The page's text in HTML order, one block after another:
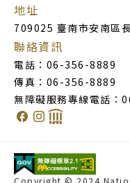
地址
709025 臺南市安南區
聯絡資訊
電話： 06-356-8889
傳真： 06-356-8889
無障礙服務專線電話：
社群媒體https://
社群媒體https://
Copyright © 2024